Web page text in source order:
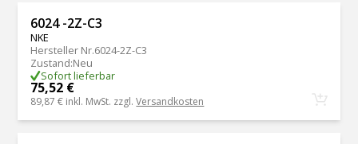
6024 -2Z-C3
NKE
Hersteller Nr.6024-2Z-C3
Zustand:Neu
Sofort lieferbar
75,52 €
89,87 € inkl. MwSt. zzgl.Versandkosten